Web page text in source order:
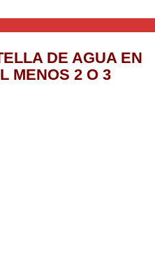
DE AGUA EN
MENOS 2 O 3